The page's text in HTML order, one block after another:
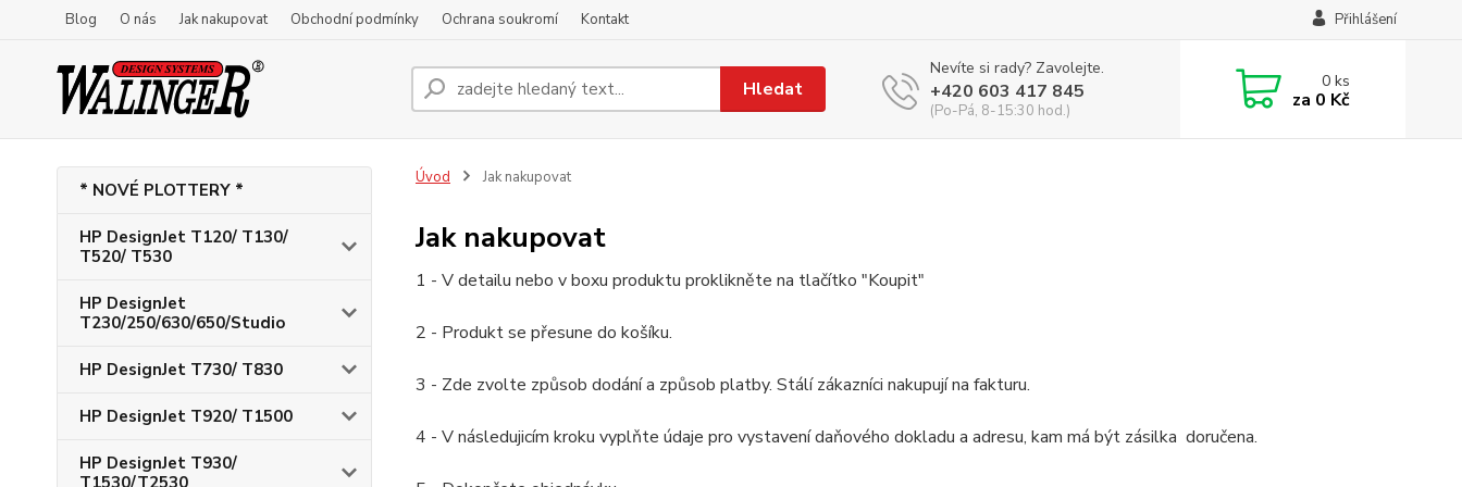
Blog O nás Jak nakupovat Obchodní podmínky Ochrana soukromí Kontakt Přihlášení
Hledat
Nevíte si rady? Zavolejte.
+420 603 417 845
(Po-Pá, 8-15:30 hod.)
0ks
za 0 Kč
* NOVÉ PLOTTERY *
HP DesignJet T120/ T130/
T520/ T530
HP DesignJet
T230/250/630/650/Studio
HP DesignJet T730/ T830
HP DesignJet T920/ T1500
HP DesignJet T930/
T1530/T2530
Úvod Jak nakupovat
Jak nakupovat
1 - V detailu nebo v boxu produktu proklikněte na tlačítko "Koupit"
2 - Produkt se přesune do košíku.
3 - Zde zvolte způsob dodání a způsob platby. Stálí zákazníci nakupují na fakturu.
4 - V následujicím kroku vyplňte údaje pro vystavení daňového dokladu a adresu, kam má být zásilka doručena.